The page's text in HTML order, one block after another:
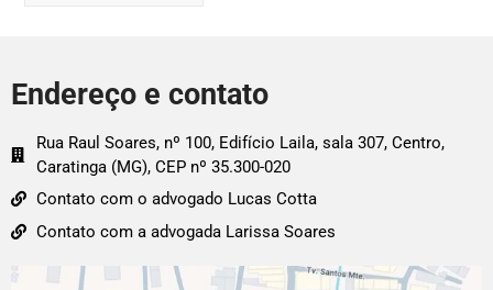
Endereço e contato
Rua Raul Soares, nº 100, Edifício Laila, sala 307, Centro,
Caratinga (MG), CEP nº 35.300-020
Contato com o advogado Lucas Cotta
Contato com a advogada Larissa Soares